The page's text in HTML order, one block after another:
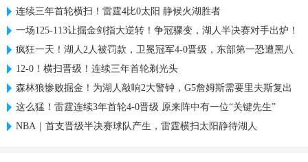
连续三年首轮横扫！雷霆4比0太阳 静候火湖胜者
一场125-113让掘金剑指大逆转！争冠骤变，湖人半决赛对手出炉！
疯狂一天！湖人2人被罚款，卫冕冠军4-0晋级，东部第一恐遭黑八
12-0！横扫晋级！连续三年首轮剃光头
森林狼惨败掘金！为湖人敲响2大警钟，G5詹姆斯需要里夫斯复出
这么猛！雷霆连续3年首轮4-0晋级 原来阵中有一位“关键先生”
NBA｜首支晋级半决赛球队产生，雷霆横扫太阳静待湖人